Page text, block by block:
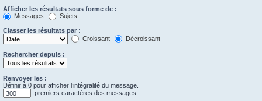
Afficher les résultats sous forme de :
Messages
Sujets
Classer les résultats par :
Croissant
Décroissant
Rechercher depuis :
Renvoyer les :
Définir à 0 pour afficher l’intégralité du message.
premiers caractères des messages